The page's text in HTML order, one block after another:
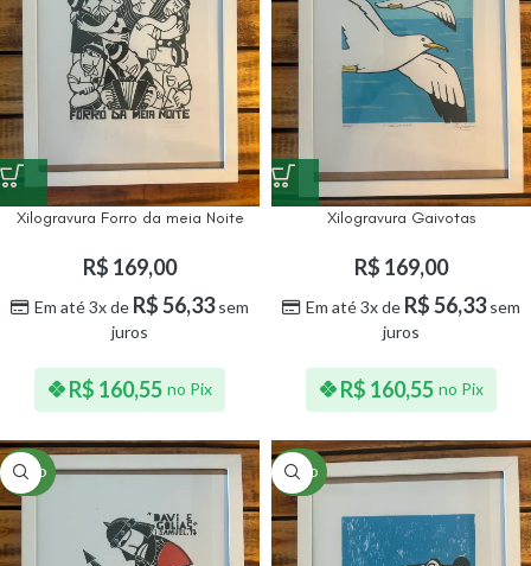
Xilogravura Forro da meia Noite
R$ 169,00
Em até 3x de R$56,33sem
juros
R$ 160,55 no Pix
Xilogravura Gaivotas
R$ 169,00
Em até 3x de R$56,33sem
juros
R$ 160,55 no Pix
NOVO NOVO